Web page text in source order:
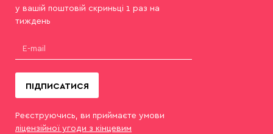
у вашій поштовій скриньці 1 раз на
тиждень
ПІДПИСАТИСЯ
Реєструючись, ви приймаєте умови
ліцензійної угоди з кінцевим